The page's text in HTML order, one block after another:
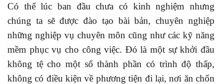
Có thể lúc ban đầu chưa có kinh nghiệm nhưng
chúng ta sẽ được đào tạo bài bản, chuyên nghiệp
những nghiệp vụ chuyên môn cũng như các kỹ năng
mềm phục vụ cho công việc. Đó là một sự khởi đầu
không tệ cho một số thành phần có trình độ thấp,
không có điều kiện về phương tiện đi lại, nơi ăn chốn